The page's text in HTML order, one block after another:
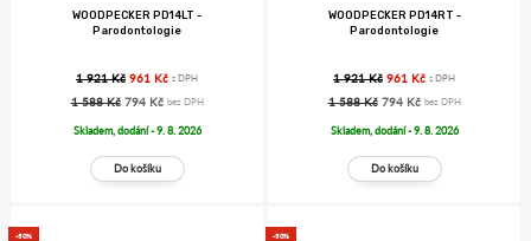
WOODPECKER PD14LT -
Parodontologie
1 921 Kč 961 Kč s DPH
1 588 Kč 794 Kč bez DPH
Skladem, dodání - 9. 8. 2026
WOODPECKER PD14RT -
Parodontologie
1 921 Kč 961 Kč s DPH
1 588 Kč 794 Kč bez DPH
Skladem, dodání - 9. 8. 2026
-50% -50%